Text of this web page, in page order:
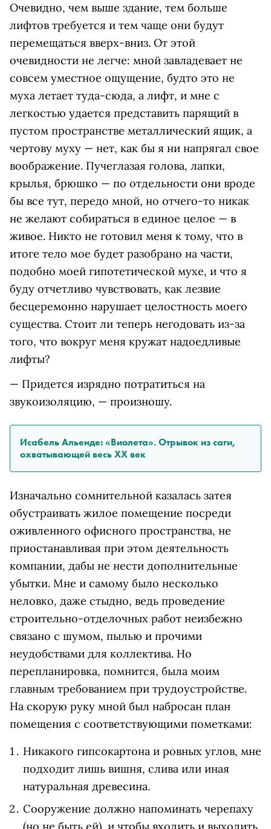
Очевидно, чем выше здание, тем больше
лифтов требуется и тем чаще они будут
перемещаться вверх-вниз. От этой
очевидности не легче: мной завладевает не
совсем уместное ощущение, будто это не
муха летает туда-сюда, а лифт, и мне с
легкостью удается представить парящий в
пустом пространстве металлический ящик, а
чертову муху — нет, как бы я ни напрягал свое
воображение. Пучеглазая голова, лапки,
крылья, брюшко — по отдельности они вроде
бы все тут, передо мной, но отчего-то никак
не желают собираться в единое целое — в
живое. Никто не готовил меня к тому, что в
итоге тело мое будет разобрано на части,
подобно моей гипотетической мухе, и что я
буду отчетливо чувствовать, как лезвие
бесцеремонно нарушает целостность моего
существа. Стоит ли теперь негодовать из-за
того, что вокруг меня кружат надоедливые
лифты?
— Придется изрядно потратиться на
звукоизоляцию, — произношу.
Исабель Альенде: «Виолета». Отрывок из саги,
охватывающей весь XX век
Изначально сомнительной казалась затея
обустраивать жилое помещение посреди
оживленного офисного пространства, не
приостанавливая при этом деятельность
компании, дабы не нести дополнительные
убытки. Мне и самому было несколько
неловко, даже стыдно, ведь проведение
строительно-отделочных работ неизбежно
связано с шумом, пылью и прочими
неудобствами для коллектива. Но
перепланировка, помнится, была моим
главным требованием при трудоустройстве.
На скорую руку мной был набросан план
помещения с соответствующими пометками:
Никакого гипсокартона и ровных углов, мне
подходит лишь вишня, слива или иная
натуральная древесина.
Сооружение должно напоминать черепаху